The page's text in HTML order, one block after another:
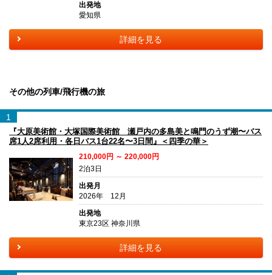
出発地
愛知県
詳細を見る
その他の列車/飛行機の旅
1
『大原美術館・大塚国際美術館 瀬戸内の多島美と鳴門のうず潮〜バス
席1人2席利用・各日バス1台22名〜3日間』＜四季の華＞
210,000円 ～ 220,000円
2泊3日
出発月
2026年 12月
出発地
東京23区 神奈川県
詳細を見る